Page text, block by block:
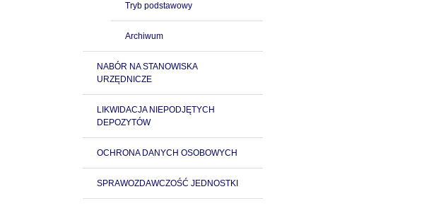
Tryb podstawowy
Archiwum
NABÓR NA STANOWISKA
URZĘDNICZE
LIKWIDACJA NIEPODJĘTYCH
DEPOZYTÓW
OCHRONA DANYCH OSOBOWYCH
SPRAWOZDAWCZOŚĆ JEDNOSTKI